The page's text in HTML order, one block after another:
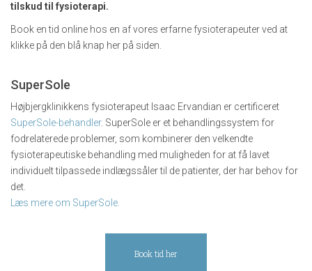
tilskud til fysioterapi.
Book en tid online hos en af vores erfarne fysioterapeuter ved at
klikke på den blå knap her på siden.
SuperSole
Højbjergklinikkens fysioterapeut Isaac Ervandian er certificeret
SuperSole-behandler. SuperSole er et behandlingssystem for
fodrelaterede problemer, som kombinerer den velkendte
fysioterapeutiske behandling med muligheden for at få lavet
individuelt tilpassede indlægssåler til de patienter, der har behov for
det.
Læs mere om SuperSole.
Book tid her